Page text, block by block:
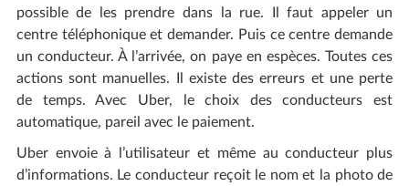
possible de les prendre dans la rue. Il faut appeler un
centre téléphonique et demander. Puis ce centre demande
un conducteur. À l’arrivée, on paye en espèces. Toutes ces
actions sont manuelles. Il existe des erreurs et une perte
de temps. Avec Uber, le choix des conducteurs est
automatique, pareil avec le paiement.
Uber envoie à l’utilisateur et même au conducteur plus
d’informations. Le conducteur reçoit le nom et la photo de